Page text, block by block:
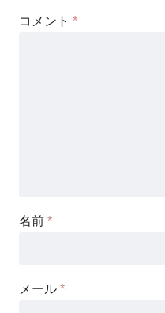
コメント *
名前 *
メール *